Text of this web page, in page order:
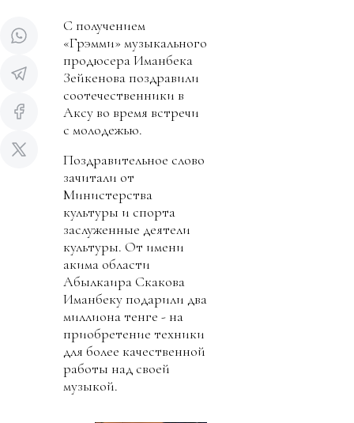
С получением
«Грэмми» музыкального
продюсера Иманбека
Зейкенова поздравили
соотечественники в
Аксу во время встречи
с молодежью.
Поздравительное слово
зачитали от
Министерства
культуры и спорта
заслуженные деятели
культуры. От имени
акима области
Абылкаира Скакова
Иманбеку подарили два
миллиона тенге - на
приобретение техники
для более качественной
работы над своей
музыкой.